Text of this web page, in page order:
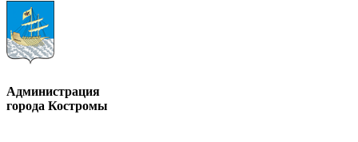
Администрация
города Костромы